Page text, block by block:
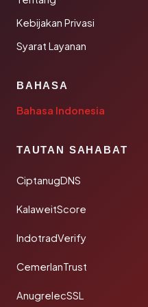
Kebijakan Privasi
Syarat Layanan
BAHASA
Bahasa Indonesia
TAUTAN SAHABAT
CiptanugDNS
KalaweitScore
IndotradVerify
CemerlanTrust
AnugrelecSSL